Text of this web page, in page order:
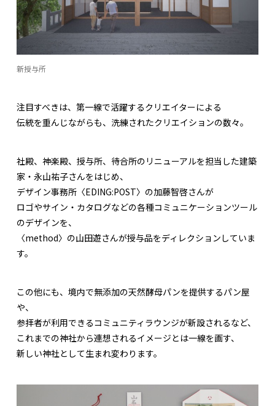
新授与所
注目すべきは、第一線で活躍するクリエイターによる
伝統を重んじながらも、洗練されたクリエイションの数々。
社殿、神楽殿、授与所、待合所のリニューアルを担当した建築
家・永山祐子さんをはじめ、
デザイン事務所〈EDING:POST〉の加藤智啓さんが
ロゴやサイン・カタログなどの各種コミュニケーションツール
のデザインを、
〈method〉の山田遊さんが授与品をディレクションしていま
す。
この他にも、境内で無添加の天然酵母パンを提供するパン屋
や、
参拝者が利用できるコミュニティラウンジが新設されるなど、
これまでの神社から連想されるイメージとは一線を画す、
新しい神社として生まれ変わります。